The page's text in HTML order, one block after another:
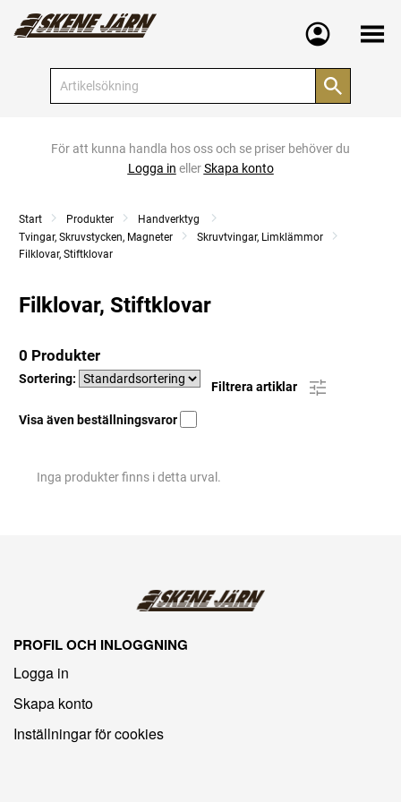
Meny
För att kunna handla hos oss och se priser behöver du
Logga in ellerSkapa konto
Start Produkter
Handverktyg
Tvingar, Skruvstycken, Magneter
Skruvtvingar, Limklämmor
Filklovar, Stiftklovar
Filklovar, Stiftklovar
0 Produkter
Sortering:
Filtrera artiklar
Visa även beställningsvaror
Inga produkter finns i detta urval.
PROFIL OCH INLOGGNING
Logga in
Skapa konto
Inställningar för cookies